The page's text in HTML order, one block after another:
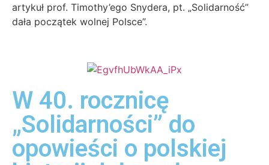
artykuł prof. Timothy’ego Snydera, pt. „Solidarność”
dała początek wolnej Polsce”.
W 40. rocznicę
„Solidarności” do
opowieści o polskiej